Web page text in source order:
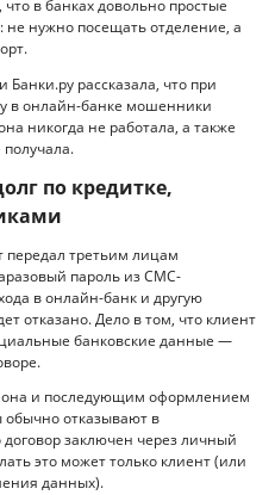
в банках довольно простые
нужно посещать отделение, а
рассказала, что при
в онлайн-банке мошенники
никогда не работала, а также
получала.
по кредитке,
передал третьим лицам
пароль из СМС-
в онлайн-банк и другую
отказано. Дело в том, что клиент
банковские данные —
и последующим оформлением
обычно отказывают в
заключен через личный
это может только клиент (или
данных).